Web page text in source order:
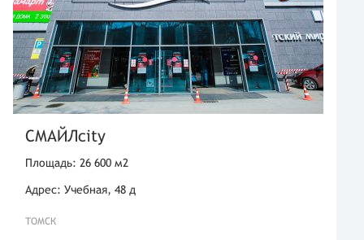
СМАЙЛcity
Площадь: 26 600 м2
Адрес: Учебная, 48 д
ТОМСК